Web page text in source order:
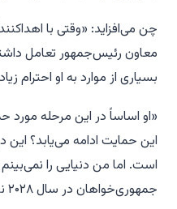
چن می‌افزاید: «وقتی با
معاون رئیس‌جمهور تعامل
بسیاری از موارد به او احترام
«او اساساً در این مرحله مورد
این حمایت ادامه می‌یابد؟
است. اما من دنیایی را
جمهوری‌خواهان در سال ۲۰۲۸ نباشد.»